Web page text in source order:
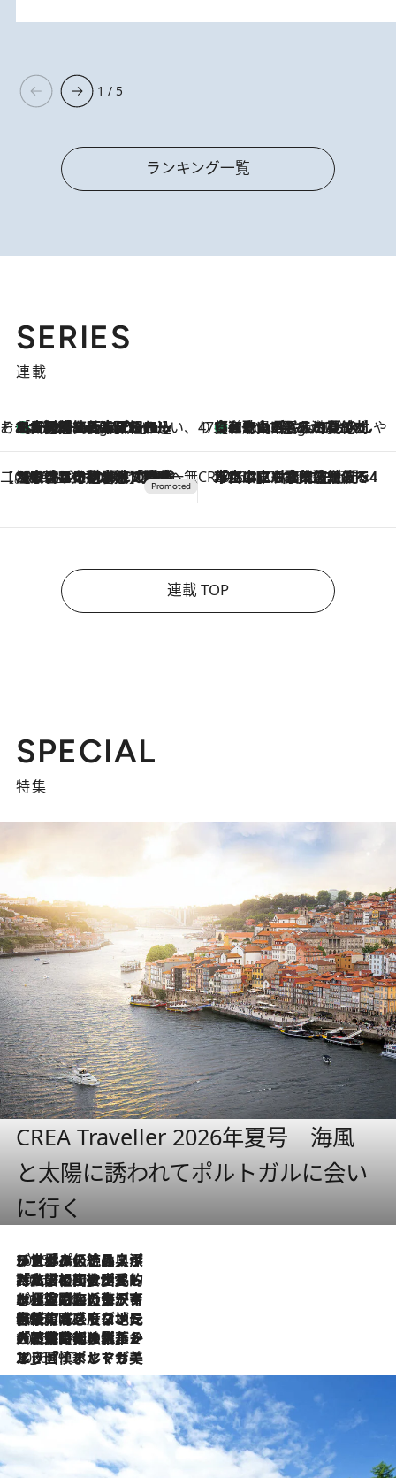
1 / 5
ランキング一覧
SERIES
連載
そおだよおこの関西おいしい、おやつ紀行
4 Hours Ago
［大阪府箕面市］一皿一皿目の前で仕上げられる、料理を巧みに組み込んだアシェットデセールコース「ミチル アシェット デセール（Michiru assiette dessert）」 47都道府県の手みやげ ひんやりスイーツで夏を満喫
4 Hours Ago
【和歌山県】この夏絶対食べたい 冷やしておいしいおやつ3選 みかんがごろっと丸ごと入ったジュレ
【CREA×星野リゾート】唯一無二。癒しと発見が待つ場所へ
2026.8.7
【トンボの足水浴】ヒノキの香りに包まれて涼感マックス！約13℃の湧水かけ流しを避暑地「星野温泉 トンボの湯」で体験 CREA'S CHOICE
2026.8.7
「立川にも歌舞伎があるんだよ」 片岡仁左衛門・市川中車ら豪華座組みで4年目の立川立飛歌舞伎へ
連載 TOP
SPECIAL
特集
CREA Traveller 2026年夏号 海風
と太陽に誘われてポルトガルに会い
に行く
2026.8.8
リスボンの絶品スイーツ「パステル・デ・ナタ」とは？ポルトガル伝統の奥深い世界へ
2026.7.27
「私の祖国はポルトガル語です」国民的詩人フェルナンド・ペソアと、彼が愛した文学の街を歩く
2026.7.26
ポルトガル近海が育む極上の海の幸。キリリと冷えた白ワインと愉しむ、シーフード専門店の贅沢
2026.7.22
伝統の味をモダンに昇華。高感度な地元客が集う、リスボンの最旬ガストロノミー
2026.7.21
大航海時代の栄華から、震災、独裁、そして革命へ。ポルトガル・首都リスボンの石畳に刻まれた「歴史の光と影」
2026.7.13
エッセイ・ヤマザキマリ「慎ましくも美しき国 ポルトガル」